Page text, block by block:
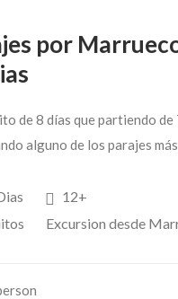
por
de 8 días que partiendo
alguno de los parajes
12+
Excursion desde